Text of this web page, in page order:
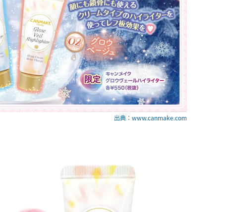
出典：www.canmake.com